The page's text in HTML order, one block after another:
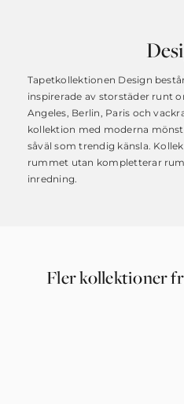
Tapetkollektionen Design
inspirerade av storstäder runt
Angeles, Berlin, Paris och
kollektion med moderna
såväl som trendig känsla.
rummet utan kompletterar
inredning.
Fler kollektioner